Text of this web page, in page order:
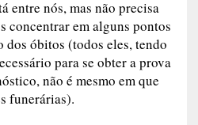
entre nós, mas não precisa
concentrar em alguns pontos
dos óbitos (todos eles, tendo
para se obter a prova
não é mesmo em que
funerárias).